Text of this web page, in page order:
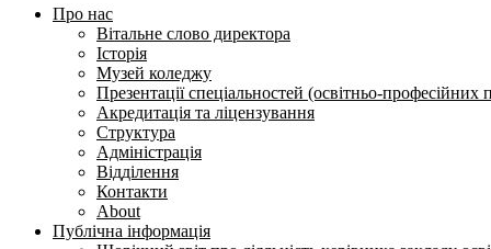
Про нас
Вітальне слово директора
Історія
Музей коледжу
Презентації спеціальностей (освітньо-професійних
Акредитація та ліцензування
Структура
Адміністрація
Відділення
Контакти
About
Публічна інформація